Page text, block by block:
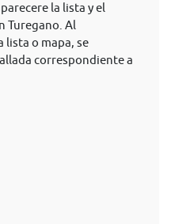
la lista y el
Turegano. Al
lista o mapa, se
correspondiente a